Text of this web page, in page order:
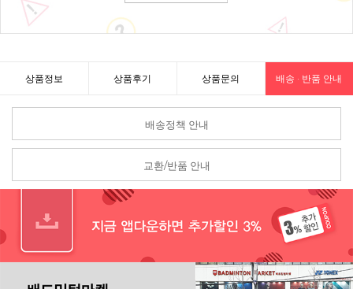
상품정보 상품후기 상품문의 배송 · 반품 안내
배송정책 안내
교환/반품 안내